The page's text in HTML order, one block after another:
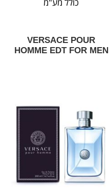
VERSACE POUR
HOMME EDT FOR MEN